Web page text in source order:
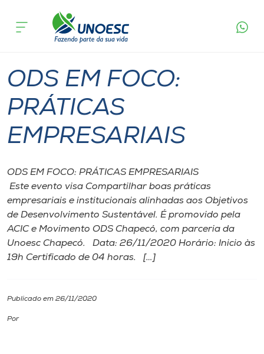
Cursos
Pesquisa
Atendimento ao Estudante
Portal de Ensino
A
Internacionalização
acontece
ODS EM FOCO:
PRÁTICAS
EMPRESARIAIS
ODS EM FOCO: PRÁTICAS EMPRESARIAIS
Este evento visa Compartilhar boas práticas
empresariais e institucionais alinhadas aos Objetivos
de Desenvolvimento Sustentável. É promovido pela
ACIC e Movimento ODS Chapecó, com parceria da
Unoesc Chapecó. Data: 26/11/2020 Horário: Inicio às
19h Certificado de 04 horas. […]
Publicado em 26/11/2020
Por